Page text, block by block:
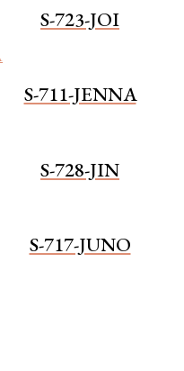
S-723-JOI
S-711-JENNA
S-728-JIN
S-717-JUNO